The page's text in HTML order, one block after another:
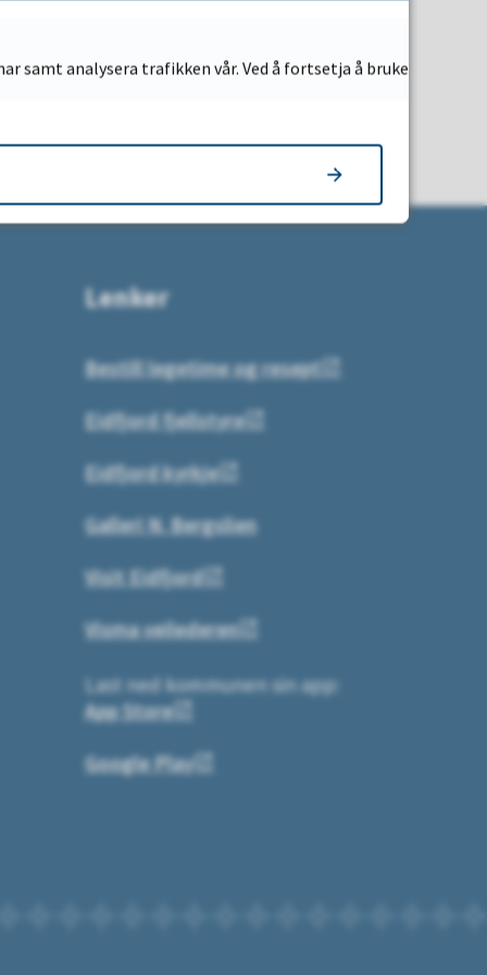
Lenker
Bestill legetime og resept
Eidfjord fjellstyre
Eidfjord kyrkje
Galleri N. Bergslien
Visit Eidfjord
Visma veilederen
Last ned kommunen sin app:
App Store
Google Play
samt analysera trafikken vår. Ved å fortsetja å bruke